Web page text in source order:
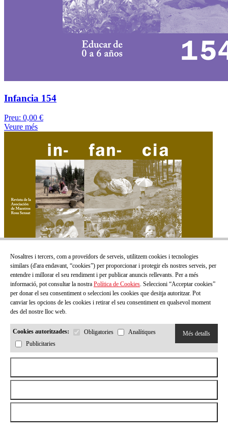
Infancia 154
Preu: 0,00 €
Veure més
Infancia 153
Veure més
Nosaltres i tercers, com a proveïdors de serveis, utilitzem cookies i tecnologies
similars (d'ara endavant, “cookies”) per proporcionar i protegir els nostres serveis, per
entendre i millorar el seu rendiment i per publicar anuncis rellevants. Per a més
informació, pot consultar la nostra Política de Cookies. Seleccioni “Acceptar cookies”
per donar el seu consentiment o seleccioni les cookies que desitja autoritzar. Pot
canviar les opcions de les cookies i retirar el seu consentiment en qualsevol moment
des del nostre lloc web.
Cookies autoritzades: Obligatories
Analítiques
Publicitaries
Més detalls